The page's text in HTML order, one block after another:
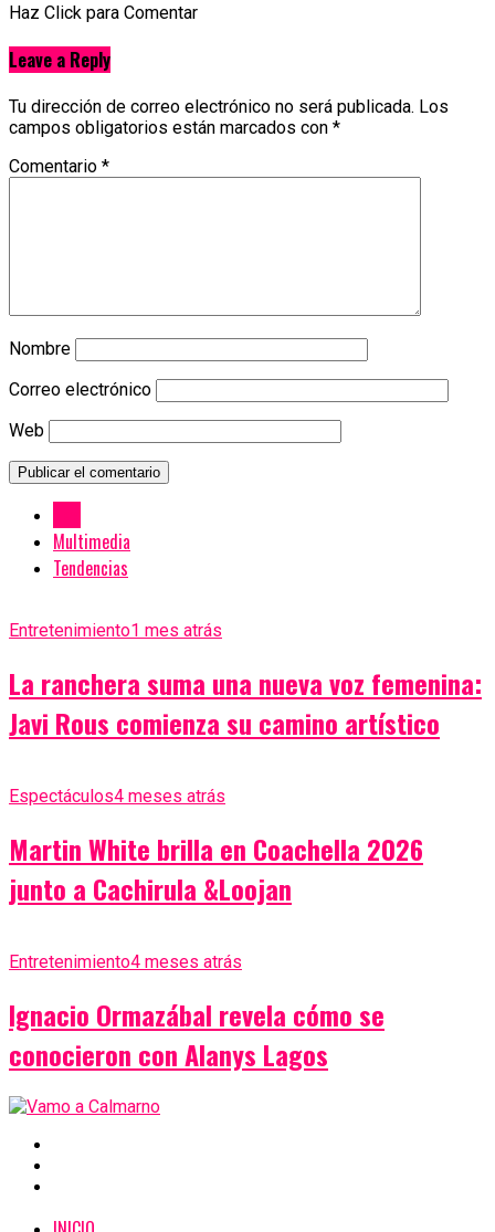
Haz Click para Comentar
Leave a Reply
Tu dirección de correo electrónico no será publicada. Los
campos obligatorios están marcados con *
Comentario *
Nombre
Correo electrónico
Web
Multimedia
Tendencias
Entretenimiento1 mes atrás
La ranchera suma una nueva voz femenina:
Javi Rous comienza su camino artístico
Espectáculos4 meses atrás
Martin White brilla en Coachella 2026
junto a Cachirula &Loojan
Entretenimiento4 meses atrás
Ignacio Ormazábal revela cómo se
conocieron con Alanys Lagos